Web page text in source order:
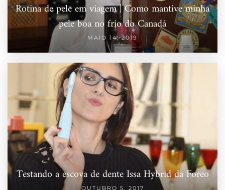
Rotina de pele em viagem | Como mantive minha
pele boa no frio do Canadá
MAIO 14, 2019
Testando a escova de dente Issa Hybrid da Foreo
OUTUBRO 5, 2017